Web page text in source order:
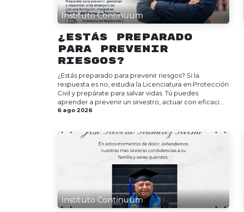
Instituto Continuum
¿Estás preparado
para prevenir
riesgos?
¿Estás preparado para prevenir riesgos? Si la
respuesta es no, estudia la Licenciatura en Protección
Civil y prepárate para salvar vidas. Tú puedes
aprender a prevenir un siniestro, actuar con eficaci...
6 ago 2026
Instituto Continuum